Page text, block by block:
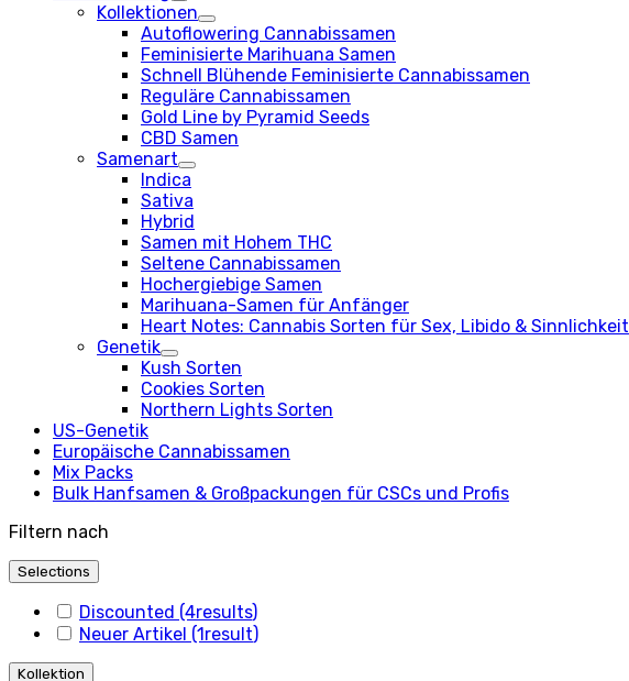
Kollektionen
Autoflowering Cannabissamen
Feminisierte Marihuana Samen
Schnell Blühende Feminisierte Cannabissamen
Reguläre Cannabissamen
Gold Line by Pyramid Seeds
CBD Samen
Samenart
Indica
Sativa
Hybrid
Samen mit Hohem THC
Seltene Cannabissamen
Hochergiebige Samen
Marihuana-Samen für Anfänger
Heart Notes: Cannabis Sorten für Sex, Libido & Sinnlichkeit
Genetik
Kush Sorten
Cookies Sorten
Northern Lights Sorten
US-Genetik
Europäische Cannabissamen
Mix Packs
Bulk Hanfsamen & Großpackungen für CSCs und Profis
Filtern nach
Selections
Discounted (4results)
Neuer Artikel (1result)
Kollektion